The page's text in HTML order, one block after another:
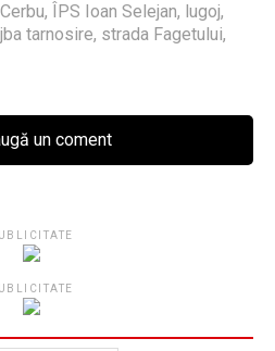
, ÎPS Ioan Selejan, lugoj,
tarnosire, strada Fagetului,
un coment